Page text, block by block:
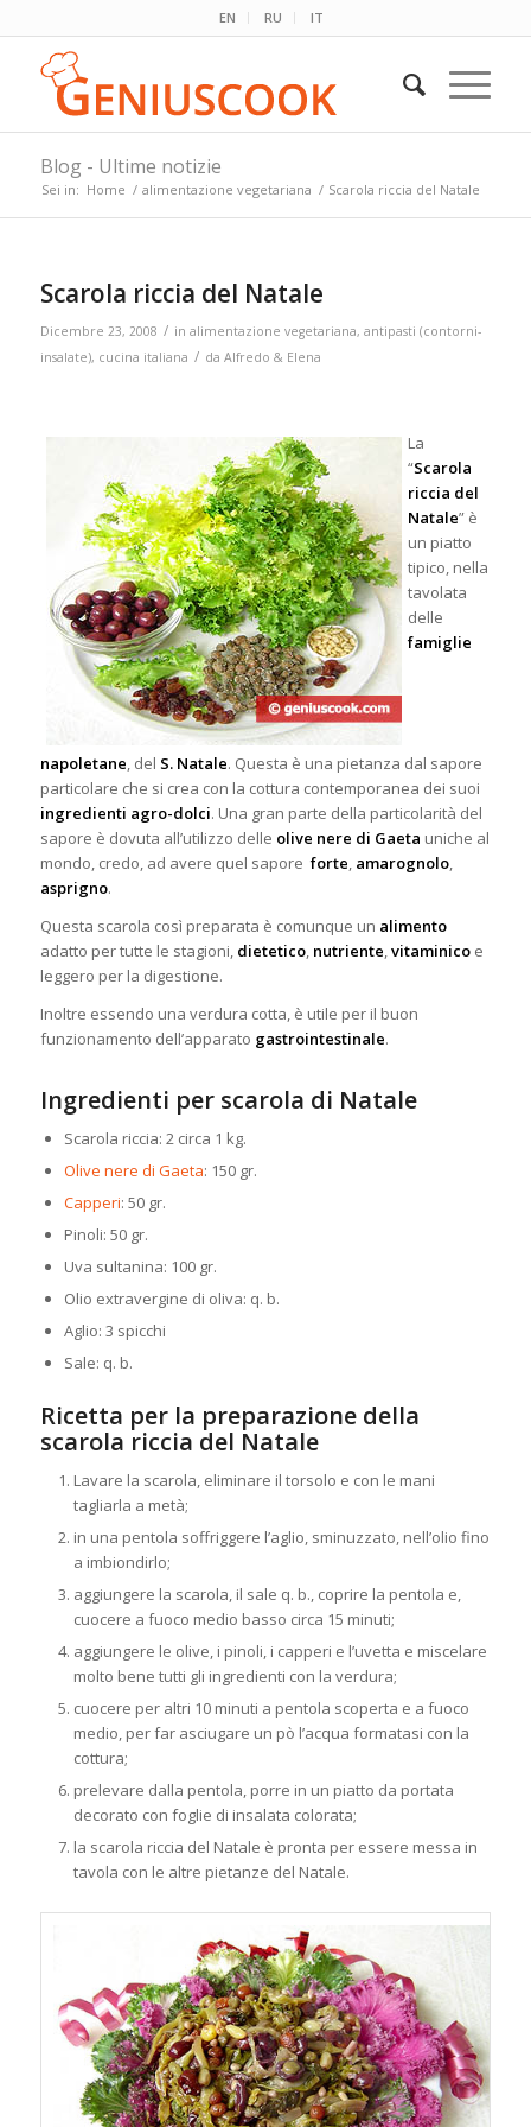
EN RU IT
Blog - Ultime notizie
Sei in: Home / alimentazione vegetariana / Scarola riccia del Natale
Scarola riccia del Natale
Dicembre 23, 2008 / in alimentazione vegetariana, antipasti (contorni-
insalate), cucina italiana / da Alfredo & Elena
La
“Scarola
riccia del
Natale” è
un piatto
tipico, nella
tavolata
delle
famiglie
napoletane, del S. Natale. Questa è una pietanza dal sapore
particolare che si crea con la cottura contemporanea dei suoi
ingredienti agro-dolci. Una gran parte della particolarità del
sapore è dovuta all’utilizzo delle olive nere di Gaeta uniche al
mondo, credo, ad avere quel sapore forte, amarognolo,
asprigno.
Questa scarola così preparata è comunque un alimento
adatto per tutte le stagioni, dietetico, nutriente,vitaminicoe
leggero per la digestione.
Inoltre essendo una verdura cotta, è utile per il buon
funzionamento dell’apparato gastrointestinale.
Ingredienti per scarola di Natale
Scarola riccia: 2 circa 1 kg.
Olive nere di Gaeta: 150 gr.
Capperi: 50 gr.
Pinoli: 50 gr.
Uva sultanina: 100 gr.
Olio extravergine di oliva: q. b.
Aglio: 3 spicchi
Sale: q. b.
Ricetta per la preparazione della
scarola riccia del Natale
Lavare la scarola, eliminare il torsolo e con le mani
tagliarla a metà;
in una pentola soffriggere l’aglio, sminuzzato, nell’olio fino
a imbiondirlo;
aggiungere la scarola, il sale q. b., coprire la pentola e,
cuocere a fuoco medio basso circa 15 minuti;
aggiungere le olive, i pinoli, i capperi e l’uvetta e miscelare
molto bene tutti gli ingredienti con la verdura;
cuocere per altri 10 minuti a pentola scoperta e a fuoco
medio, per far asciugare un pò l’acqua formatasi con la
cottura;
prelevare dalla pentola, porre in un piatto da portata
decorato con foglie di insalata colorata;
la scarola riccia del Natale è pronta per essere messa in
tavola con le altre pietanze del Natale.